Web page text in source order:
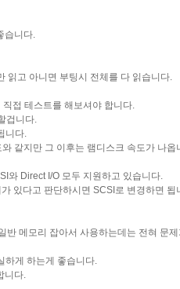
습니다.
읽고 아니면 부팅시 전체를 다 읽습니다.
접 테스트를 해보셔야 합니다.
겁니다.
니다.
같지만 그 이후는 램디스크 속도가 나옵
와 Direct I/O 모두 지원하고 있습니다.
있다고 판단하시면 SCSI로 변경하면 됩
메모리 잡아서 사용하는데는 전혀 문
하게 하는게 좋습니다.
니다.